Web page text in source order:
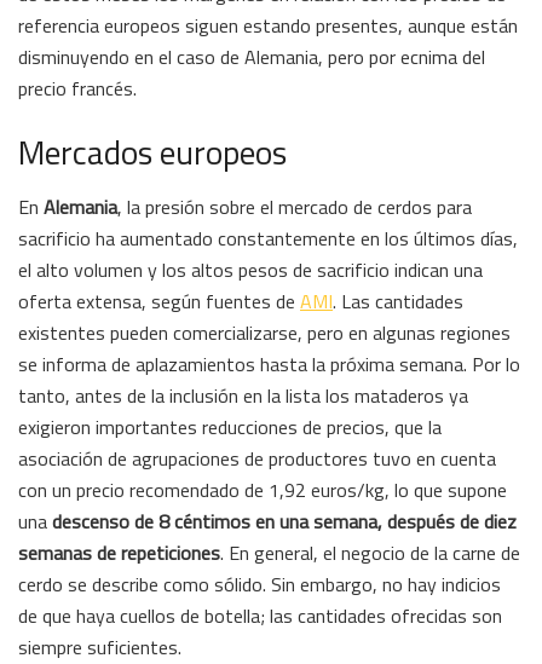
referencia europeos siguen estando presentes, aunque están
disminuyendo en el caso de Alemania, pero por ecnima del
precio francés.
Mercados europeos
En Alemania, la presión sobre el mercado de cerdos para
sacrificio ha aumentado constantemente en los últimos días,
el alto volumen y los altos pesos de sacrificio indican una
oferta extensa, según fuentes de AMI. Las cantidades
existentes pueden comercializarse, pero en algunas regiones
se informa de aplazamientos hasta la próxima semana. Por lo
tanto, antes de la inclusión en la lista los mataderos ya
exigieron importantes reducciones de precios, que la
asociación de agrupaciones de productores tuvo en cuenta
con un precio recomendado de 1,92 euros/kg, lo que supone
unadescenso de 8 céntimos en una semana, después de diez
semanas de repeticiones. En general, el negocio de la carne de
cerdo se describe como sólido. Sin embargo, no hay indicios
de que haya cuellos de botella; las cantidades ofrecidas son
siempre suficientes.